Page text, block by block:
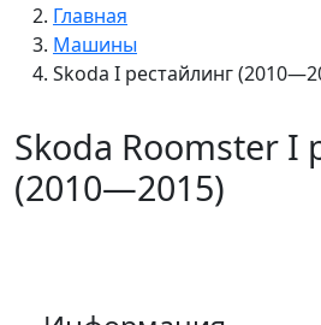
Главная
Машины
Skoda I рестайлинг
Skoda Roomster I
(2010—2015)